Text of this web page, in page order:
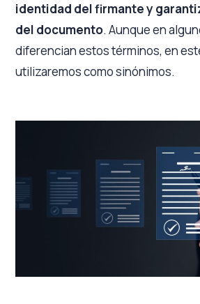
identidad del firmante y
del documento. Aunque en
diferencian estos términos, en
utilizaremos como sinónimos.